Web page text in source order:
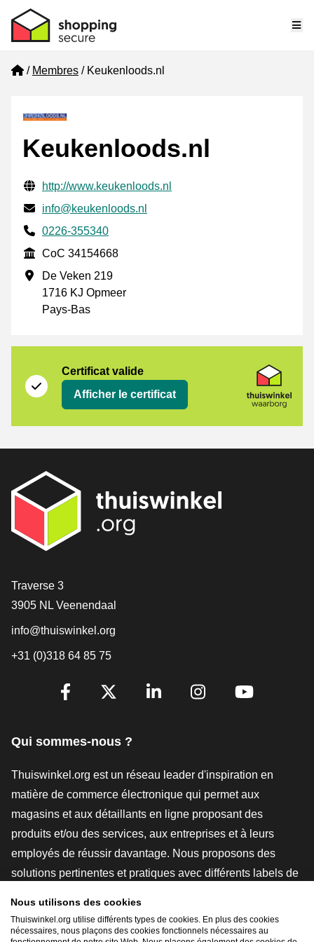
Home
Membres Keukenloods.nl
Keukenloods.nl
Informations de contact vérifiées
Website URL
http://www.keukenloods.nl
E-mail
info@keukenloods.nl
Phone number
0226-355340
CoC
CoC 34154668
Adresse professionnelle
De Veken 219
1716 KJ Opmeer
Pays-Bas
Certificat valide
Afficher le certificat
[_General:Contact]
Traverse 3
3905 NL Veenendaal
info@thuiswinkel.org
+31 (0)318 64 85 75
[_General:SocialMediaTitle]
Qui sommes-nous ?
Thuiswinkel.org est un réseau leader d'inspiration en
matière de commerce électronique qui permet aux
magasins et aux détaillants en ligne proposant des
produits et/ou des services, aux entreprises et à leurs
employés de réussir davantage. Nous proposons des
solutions pertinentes et pratiques avec différents labels de
études de marché, et nous disposons de notre propre
Nous utilisons des cookies
Thuiswinkel.org utilise différents types de cookies. En plus des cookies
nécessaires, nous plaçons des cookies fonctionnels nécessaires au